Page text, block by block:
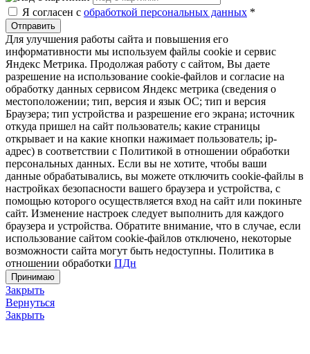
Я согласен с обработкой персональных данных *
Отправить
Для улучшения работы сайта и повышения его
информативности мы используем файлы cookie и сервис
Яндекс Метрика. Продолжая работу с сайтом, Вы даете
разрешение на использование cookie-файлов и согласие на
обработку данных сервисом Яндекс метрика (сведения о
местоположении; тип, версия и язык ОС; тип и версия
Браузера; тип устройства и разрешение его экрана; источник
откуда пришел на сайт пользователь; какие страницы
открывает и на какие кнопки нажимает пользователь; ip-
адрес) в соответствии с Политикой в отношении обработки
персональных данных. Если вы не хотите, чтобы ваши
данные обрабатывались, вы можете отключить cookie-файлы в
настройках безопасности вашего браузера и устройства, с
помощью которого осуществляется вход на сайт или покиньте
сайт. Изменение настроек следует выполнить для каждого
браузера и устройства. Обратите внимание, что в случае, если
использование сайтом cookie-файлов отключено, некоторые
возможности сайта могут быть недоступны. Политика в
отношении обработки ПДн
Принимаю
Закрыть
Вернуться
Закрыть